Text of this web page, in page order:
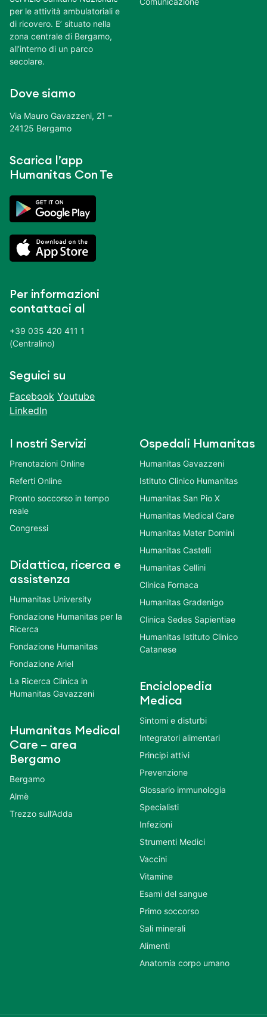
per le attività ambulatoriali e
di ricovero. E’ situato nella
zona centrale di Bergamo,
all’interno di un parco
secolare.
Dove siamo
Via Mauro Gavazzeni, 21 –
24125 Bergamo
Scarica l’app
Humanitas Con Te
Per informazioni
contattaci al
+39 035 420 411 1
(Centralino)
Seguici su
Facebook Youtube
LinkedIn
I nostri Servizi
Prenotazioni Online
Referti Online
Pronto soccorso in tempo
reale
Congressi
Didattica, ricerca e
assistenza
Humanitas University
Fondazione Humanitas per la
Ricerca
Fondazione Humanitas
Fondazione Ariel
La Ricerca Clinica in
Humanitas Gavazzeni
Humanitas Medical
Care – area
Bergamo
Bergamo
Almè
Trezzo sull’Adda
Ospedali Humanitas
Humanitas Gavazzeni
Istituto Clinico Humanitas
Humanitas San Pio X
Humanitas Medical Care
Humanitas Mater Domini
Humanitas Castelli
Humanitas Cellini
Clinica Fornaca
Humanitas Gradenigo
Clinica Sedes Sapientiae
Humanitas Istituto Clinico
Catanese
Enciclopedia
Medica
Sintomi e disturbi
Integratori alimentari
Principi attivi
Prevenzione
Glossario immunologia
Specialisti
Infezioni
Strumenti Medici
Vaccini
Vitamine
Esami del sangue
Primo soccorso
Sali minerali
Alimenti
Anatomia corpo umano